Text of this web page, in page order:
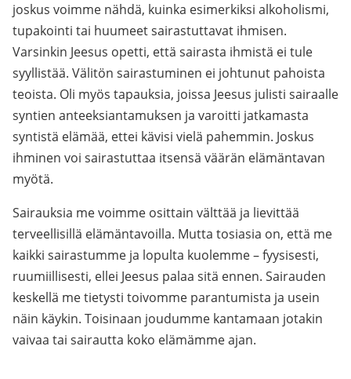
joskus voimme nähdä, kuinka esimerkiksi alkoholismi,
tupakointi tai huumeet sairastuttavat ihmisen.
Varsinkin Jeesus opetti, että sairasta ihmistä ei tule
syyllistää. Välitön sairastuminen ei johtunut pahoista
teoista. Oli myös tapauksia, joissa Jeesus julisti sairaalle
syntien anteeksiantamuksen ja varoitti jatkamasta
syntistä elämää, ettei kävisi vielä pahemmin. Joskus
ihminen voi sairastuttaa itsensä väärän elämäntavan
myötä.
Sairauksia me voimme osittain välttää ja lievittää
terveellisillä elämäntavoilla. Mutta tosiasia on, että me
kaikki sairastumme ja lopulta kuolemme – fyysisesti,
ruumiillisesti, ellei Jeesus palaa sitä ennen. Sairauden
keskellä me tietysti toivomme parantumista ja usein
näin käykin. Toisinaan joudumme kantamaan jotakin
vaivaa tai sairautta koko elämämme ajan.